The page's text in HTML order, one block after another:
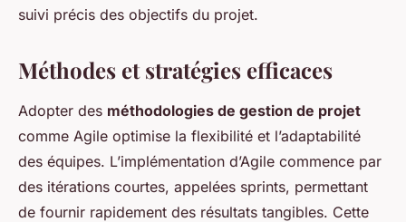
suivi précis des objectifs du projet.
Méthodes et stratégies efficaces
Adopter des méthodologies de gestion de projet
comme Agile optimise la flexibilité et l’adaptabilité
des équipes. L’implémentation d’Agile commence par
des itérations courtes, appelées sprints, permettant
de fournir rapidement des résultats tangibles. Cette